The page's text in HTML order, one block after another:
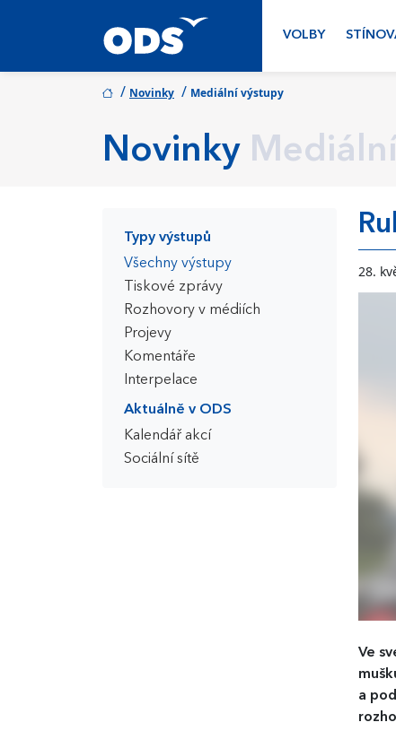
VOLBY
/ Novinky / Mediální výstupy
Novinky
Typy výstupů
Všechny výstupy
Tiskové zprávy
Rozhovory v médiích
Projevy
Komentáře
Interpelace
Aktuálně v ODS
Kalendář akcí
Sociální sítě
28.
Ve
a